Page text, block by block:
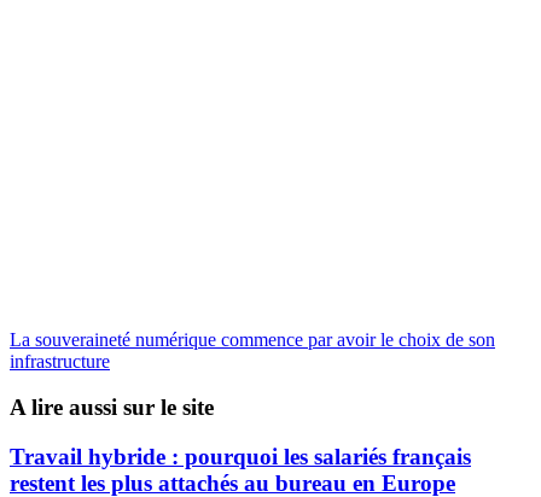
La souveraineté numérique commence par avoir le choix de son
infrastructure
A lire aussi sur le site
Travail hybride : pourquoi les salariés français
restent les plus attachés au bureau en Europe